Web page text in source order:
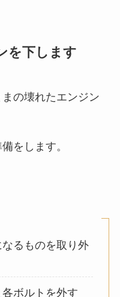
を下します
の壊れたエンジン
をします。
るものを取り外
ボルトを外す